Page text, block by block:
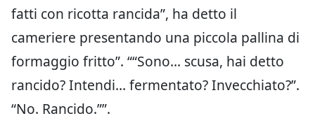
fatti con ricotta rancida”, ha detto il
cameriere presentando una piccola pallina di
formaggio fritto”. ““Sono… scusa, hai detto
rancido? Intendi… fermentato? Invecchiato?”.
“No. Rancido.””.